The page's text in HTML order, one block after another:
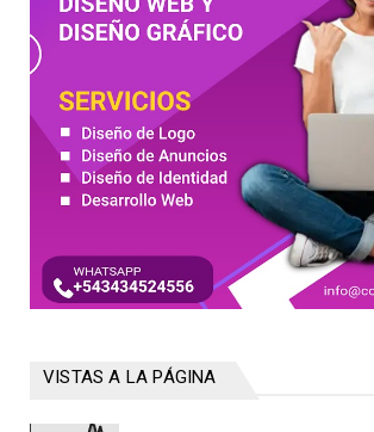
VISTAS A LA PÁGINA